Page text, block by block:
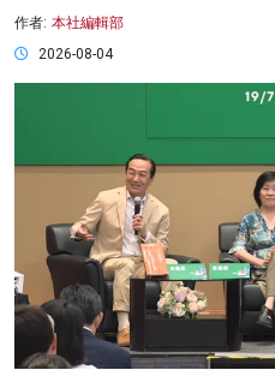
作者: 本社編輯部
2026-08-04